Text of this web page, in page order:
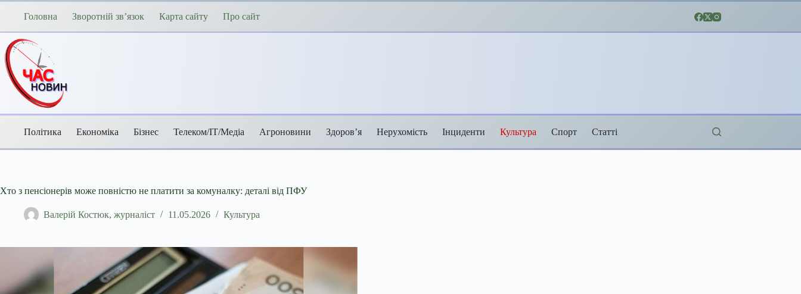
Перейти
Головна Зворотній зв’язок Карта сайту Про сайт
Політика Економіка Бізнес Телеком/ІТ/Медіа Агроновини Здоров’я Нерухомість Інциденти Культура Спорт Статті
Хто з пенсіонерів може повністю не платити за комуналку: деталі від ПФУ
Валерій Костюк, журналіст 11.05.2026 Культура